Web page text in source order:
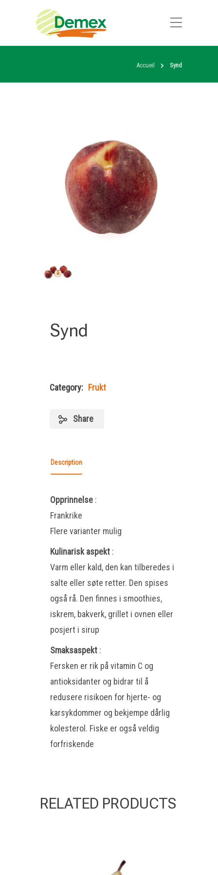
Accueil Synd
Synd
Category: Frukt
Share
Description
Opprinnelse :
Frankrike
Flere varianter mulig
Kulinarisk aspekt :
Varm eller kald, den kan tilberedes i
salte eller søte retter. Den spises
også rå. Den finnes i smoothies,
iskrem, bakverk, grillet i ovnen eller
posjert i sirup
Smaksaspekt :
Fersken er rik på vitamin C og
antioksidanter og bidrar til å
redusere risikoen for hjerte- og
karsykdommer og bekjempe dårlig
kolesterol. Fiske er også veldig
forfriskende
RELATED PRODUCTS